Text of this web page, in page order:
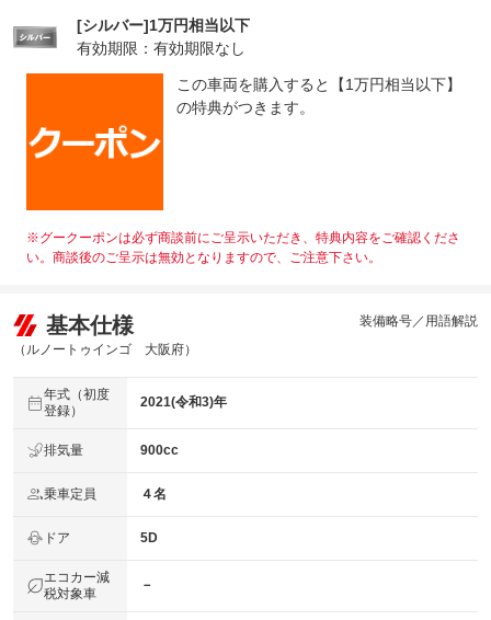
[シルバー]1万円相当以下
有効期限：有効期限なし
この車両を購入すると【1万円相当以下】
の特典がつきます。
※グークーポンは必ず商談前にご呈示いただき、特典内容をご確認くださ
い。商談後のご呈示は無効となりますので、ご注意下さい。
基本仕様
（ルノートゥインゴ 大阪府）
装備略号／用語解説
年式（初度
登録）
2021(令和3)年
排気量 900cc
乗車定員 ４名
ドア 5D
エコカー減
税対象車
－